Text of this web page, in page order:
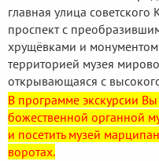
главная улица
проспект с
хрущёвками и
территорией музея
открывающаяся с
В программе экскурсии
божественной органной
и посетить музей
воротах.